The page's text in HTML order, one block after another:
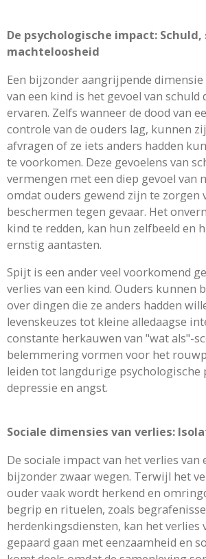
De psychologische impact:
machteloosheid
Een bijzonder aangrijpende dimensie
van een kind is het gevoel van schuld
ervaren. Zelfs wanneer de dood van
controle van de ouders lag, kunnen
afvragen of ze iets anders hadden
te voorkomen. Deze gevoelens van
vermengen met een diep gevoel van
omdat ouders gewend zijn te zorgen
beschermen tegen gevaar. Het
kind te redden, kan hun zelfbeeld en
ernstig aantasten.
Spijt is een ander veel voorkomend
verlies van een kind. Ouders kunnen
over dingen die ze anders hadden
levenskeuzes tot kleine alledaagse
constante herkauwen van "wat als"-
belemmering vormen voor het
leiden tot langdurige psychologische
depressie en angst.
Sociale dimensies van verlies:
De sociale impact van het verlies van
bijzonder zwaar wegen. Terwijl het
ouder vaak wordt herkend en
begrip en rituelen, zoals
herdenkingsdiensten, kan het verlies
gepaard gaan met eenzaamheid en